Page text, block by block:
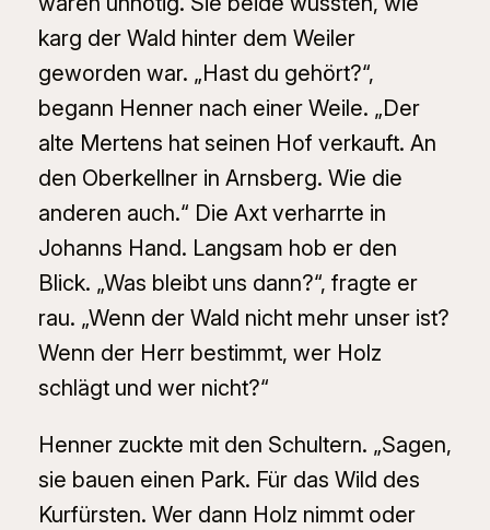
karg der Wald hinter dem Weiler
geworden war. „Hast du gehört?“,
begann Henner nach einer Weile. „Der
alte Mertens hat seinen Hof verkauft. An
den Oberkellner in Arnsberg. Wie die
anderen auch.“ Die Axt verharrte in
Johanns Hand. Langsam hob er den
Blick. „Was bleibt uns dann?“, fragte er
rau. „Wenn der Wald nicht mehr unser ist?
Wenn der Herr bestimmt, wer Holz
schlägt und wer nicht?“
Henner zuckte mit den Schultern. „Sagen,
sie bauen einen Park. Für das Wild des
Kurfürsten. Wer dann Holz nimmt oder